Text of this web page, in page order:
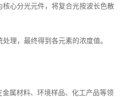
心分光元件，将复合光按波长色散
理，最终得到各元素的浓度值。
属材料、环境样品、化工产品等领